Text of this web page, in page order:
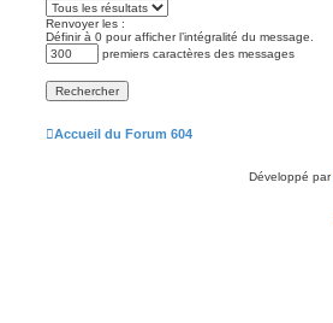
Renvoyer les :
Définir à 0 pour afficher l’intégralité du message.
premiers caractères des messages
Accueil du Forum 604
Développé par